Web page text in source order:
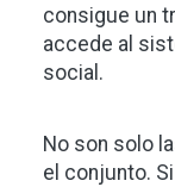
consigue un
accede al
social.
No son solo
el conjunto.